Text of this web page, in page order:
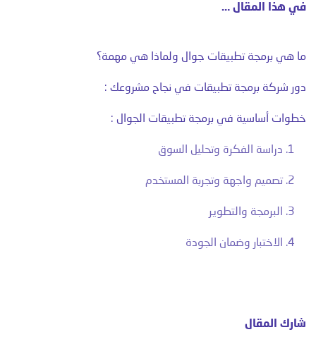
في هذا المقال …
ما هي برمجة تطبيقات جوال ولماذا هي مهمة؟
دور شركة برمجة تطبيقات في نجاح مشروعك :
خطوات أساسية في برمجة تطبيقات الجوال :
1. دراسة الفكرة وتحليل السوق
2. تصميم واجهة وتجربة المستخدم
3. البرمجة والتطوير
4. الاختبار وضمان الجودة
شارك المقال